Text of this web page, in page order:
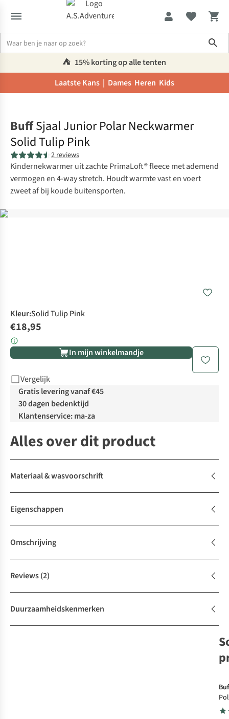
⛺️ 15% korting op alle tenten
Laatste Kans | Dames Heren Kids
BuffSjaal Junior Polar Neckwarmer
Solid Tulip Pink
2 reviews
Kindernekwarmer uit zachte PrimaLoft® fleece met ademend
vermogen en 4-way stretch. Houdt warmte vast en voert
zweet af bij koude buitensporten.
Kleur:Solid Tulip Pink
€18,95
In mijn winkelmandje
Vergelijk
Gratis levering vanaf €45
30 dagen bedenktijd
Klantenservice: ma-za
Alles over dit product
Materiaal & wasvoorschrift
Eigenschappen
Omschrijving
Reviews(2)
Duurzaamheidskenmerken